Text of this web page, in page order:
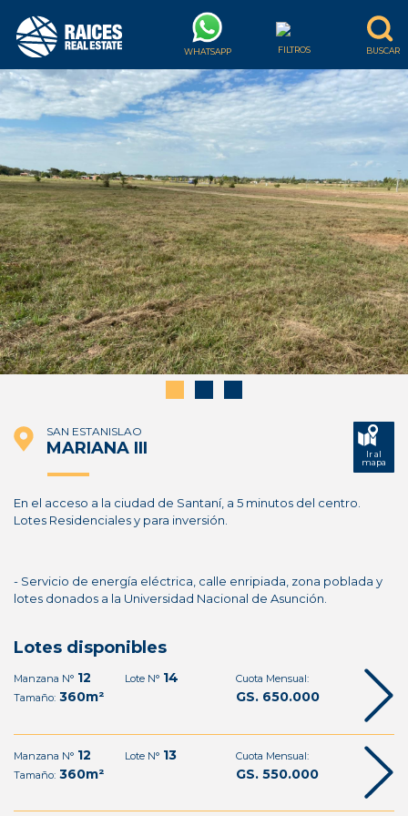
SAN ESTANISLAO
MARIANA III
Ir al
mapa
En el acceso a la ciudad de Santaní, a 5 minutos del centro.
Lotes Residenciales y para inversión.
- Servicio de energía eléctrica, calle enripiada, zona poblada y
lotes donados a la Universidad Nacional de Asunción.
Lotes disponibles
Manzana N° 12 Lote N°14
Tamaño: 360m²
Cuota Mensual:
GS. 650.000
Manzana N° 12 Lote N°13
Tamaño: 360m²
Cuota Mensual:
GS. 550.000